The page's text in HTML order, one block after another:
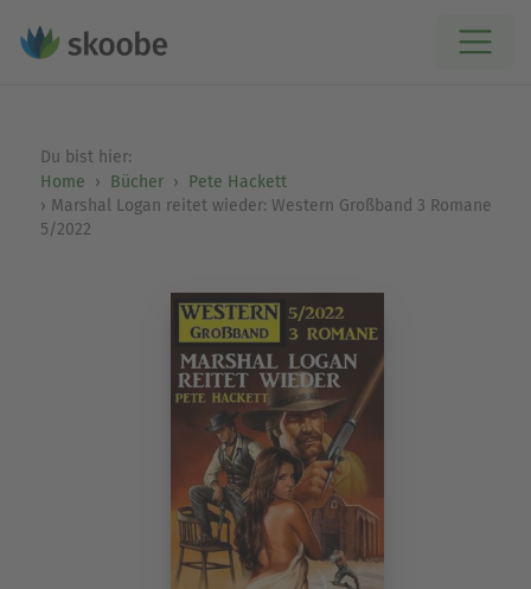
Du bist hier:
Home
Bücher
Pete Hackett
Marshal Logan reitet wieder: Western Großband 3 Romane
5/2022